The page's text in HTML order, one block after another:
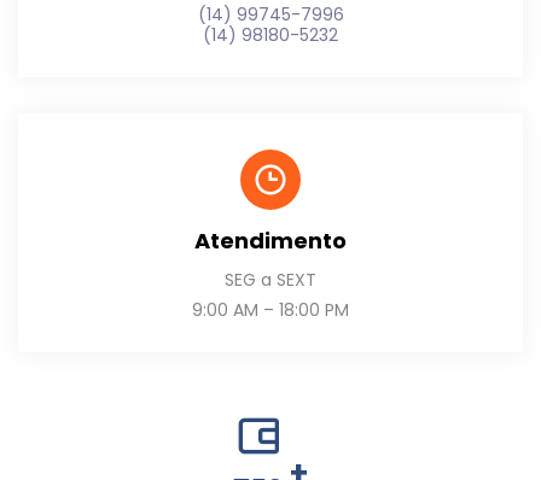
(14) 99745-7996
(14) 98180-5232
Atendimento
SEG a SEXT
9:00 AM – 18:00 PM